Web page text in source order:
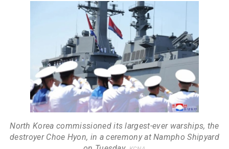
North Korea commissioned its largest-ever warships, the
destroyer Choe Hyon, in a ceremony at Nampho Shipyard